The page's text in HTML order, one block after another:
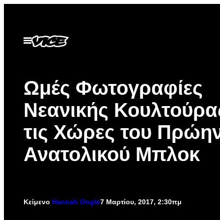
περιεχόμενο
Ανοίξτε
το
Ωμές Φωτογραφίες
Νεανικής
τις Χώρες του
Ανατολικού Μπλοκ
Κείμενο Hannah Ongle7 Μαρτίου, 2017, 2:30πμ